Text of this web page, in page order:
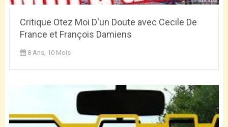
Critique Otez Moi D'un Doute avec Cecile De
France et François Damiens
8 Ans, 10 Mois